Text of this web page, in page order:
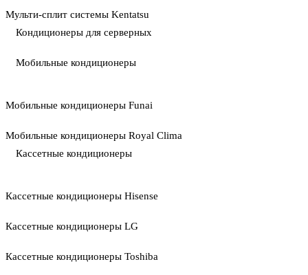
Мульти-сплит системы Kentatsu
Кондиционеры для серверных
Мобильные кондиционеры
Мобильные кондиционеры Funai
Мобильные кондиционеры Royal Clima
Кассетные кондиционеры
Кассетные кондиционеры Hisense
Кассетные кондиционеры LG
Кассетные кондиционеры Toshiba